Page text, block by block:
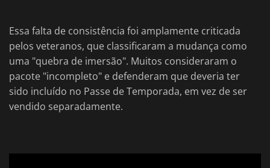
Essa falta de consistência foi amplamente criticada
pelos veteranos, que classificaram a mudança como
uma "quebra de imersão". Muitos consideraram o
pacote "incompleto" e defenderam que deveria ter
sido incluído no Passe de Temporada, em vez de ser
vendido separadamente.